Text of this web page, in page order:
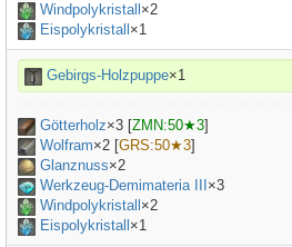
Windpolykristall ×2
Eispolykristall ×1
Gebirgs-Holzpuppe×1
Götterholz×3 [ZMN:50★3]
Wolfram×2 [GRS:50★3]
Glanznuss×2
Werkzeug-Demimateria III ×3
Windpolykristall ×2
Eispolykristall ×1